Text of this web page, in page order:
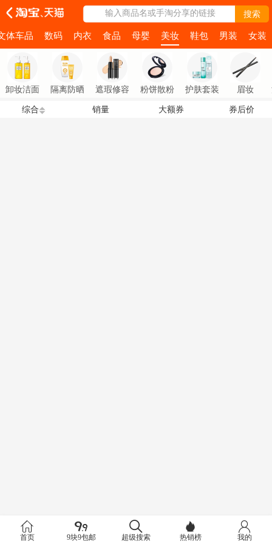
输入商品名或手淘分享的链接 搜索
体车品 数码 内衣 食品 母婴 美妆 鞋包 男装 女装
卸妆洁面 隔离防晒 遮瑕修容 粉饼散粉 护肤套装 眉妆
综合 销量 大额券 券后价
首页 9块9包邮 超级搜索 热销榜 我的